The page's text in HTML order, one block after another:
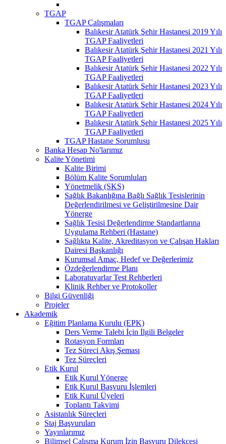
TGAP
TGAP Çalışmaları
Balıkesir Atatürk Şehir Hastanesi 2019 Yılı
TGAP Faaliyetleri
Balıkesir Atatürk Şehir Hastanesi 2021 Yılı
TGAP Faaliyetleri
Balıkesir Atatürk Şehir Hastanesi 2022 Yılı
TGAP Faaliyetleri
Balıkesir Atatürk Şehir Hastanesi 2023 Yılı
TGAP Faaliyetleri
Balıkesir Atatürk Şehir Hastanesi 2024 Yılı
TGAP Faaliyetleri
Balıkesir Atatürk Şehir Hastanesi 2025 Yılı
TGAP Faaliyetleri
TGAP Hastane Sorumlusu
Banka Hesap No'larımız
Kalite Yönetimi
Kalite Birimi
Bölüm Kalite Sorumluları
Yönetmelik (SKS)
Sağlık Bakanlığına Bağlı Sağlık Tesislerinin
Değerlendirilmesi ve Geliştirilmesine Dair
Yönerge
Sağlık Tesisi Değerlendirme Standartlarına
Uygulama Rehberi (Hastane)
Sağlıkta Kalite, Akreditasyon ve Çalışan Hakları
Dairesi Başkanlığı
Kurumsal Amaç, Hedef ve Değerlerimiz
Özdeğerlendirme Planı
Laboratuvarlar Test Rehberleri
Klinik Rehber ve Protokoller
Bilgi Güvenliği
Projeler
Akademik
Eğitim Planlama Kurulu (EPK)
Ders Verme Talebi İçin İlgili Belgeler
Rotasyon Formları
Tez Süreci Akış Şeması
Tez Süreçleri
Etik Kurul
Etik Kurul Yönerge
Etik Kurul Başvuru İşlemleri
Etik Kurul Üyeleri
Toplantı Takvimi
Asistanlık Süreçleri
Staj Başvuruları
Yayınlarımız
Bilimsel Çalışma Kurum İzin Başvuru Dilekçesi